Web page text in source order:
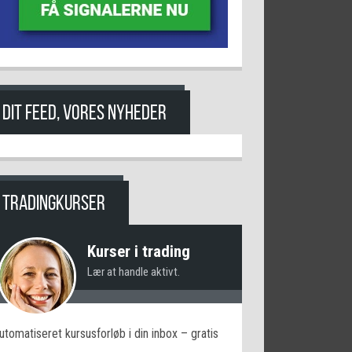
DIT FEED, VORES NYHEDER
TRADINGKURSER
Kurser i trading
Lær at handle aktivt.
kursusforløb i din inbox – gratis